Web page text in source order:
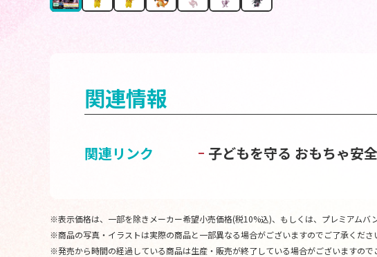
関連情報
関連リンク 子どもを守る おもちゃ安
※表示価格は、一部を除きメーカー希望小売価格(税10%込)、もしくは、プレミアムバ
※商品の写真・イラストは実際の商品と一部異なる場合がございますのでご了承くださ
※発売から時間の経過している商品は生産・販売が終了している場合がございますので